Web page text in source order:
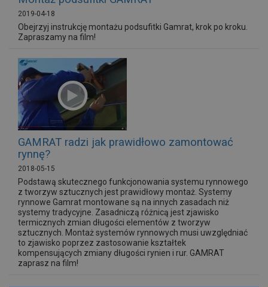
2019-04-18
Obejrzyj instrukcję montażu podsufitki Gamrat, krok po kroku.
Zapraszamy na film!
GAMRAT radzi jak prawidłowo zamontować
rynnę?
2018-05-15
Podstawą skutecznego funkcjonowania systemu rynnowego
z tworzyw sztucznych jest prawidłowy montaż. Systemy
rynnowe Gamrat montowane są na innych zasadach niż
systemy tradycyjne. Zasadniczą różnicą jest zjawisko
termicznych zmian długości elementów z tworzyw
sztucznych. Montaż systemów rynnowych musi uwzględniać
to zjawisko poprzez zastosowanie kształtek
kompensujących zmiany długości rynien i rur. GAMRAT
zaprasz na film!